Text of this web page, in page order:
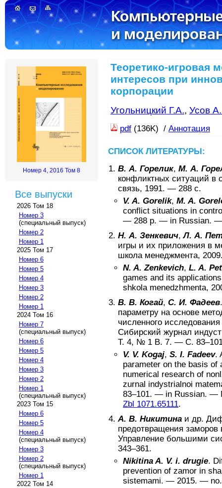
Номер 4, 2016 Том 8
Все выпуски
2026 Том 18
Номер 3
(специальный выпуск)
Номер 2
Номер 1
2025 Том 17
Номер 6
Номер 5
Номер 4
Номер 3
Номер 2
Номер 1
2024 Том 16
Номер 7
(специальный выпуск)
Номер 6
Номер 5
Номер 4
Номер 3
Номер 2
Номер 1
(специальный выпуск)
2023 Том 15
Номер 6
Номер 5
Номер 4
(специальный выпуск)
Номер 3
Номер 2
(специальный выпуск)
Номер 1
2022 Том 14
Теоретико-игровая
интересов при
корпорации
Угольницкий Г.А., Усов
pdf (136K) / Аннотация
СПИСОК ЛИТЕРАТУРЫ:
В. А. Горелик, М. А.
конфликтных ситуаций в
связь, 1991. — 288 с.
V. A. Gorelik, M. A.
conflict situations in
— 288 p. — in Russian.
Н. А. Зенкевич,Л. А.
игры и их приложения в
школа менеджмента, 2009
N. A. Zenkevich, L. A.
games and its
shkola menedzhmenta,
В. В. Когай, С. И. Фадеев
параметру на основе
численного
Сибирский журнал
Т. 4, № 1 В. 7. — С.
V. V. Kogaj, S. I. Fadeev.
parameter on the basis of
numerical research of
zurnal indystrialnoi
83–101. — in Russian. —
Zbl 1071.65111.
А. В. Никитина и др.
предотвращения
Управление большими
343–361.
Nikitina A. V. i. drugie.
prevention of zamor in
sistemami. — 2015. —